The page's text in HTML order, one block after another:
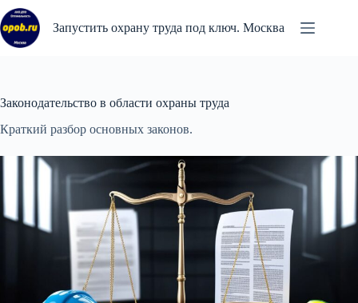
Перейти
к
сути
Запустить охрану труда под ключ. Москва
Законодательство в области охраны труда
Краткий разбор основных законов.